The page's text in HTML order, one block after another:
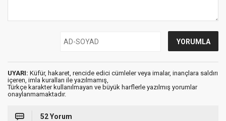
UYARI: Küfür, hakaret, rencide edici cümleler veya imalar, inançlara saldırı
içeren, imla kuralları ile yazılmamış,
Türkçe karakter kullanılmayan ve büyük harflerle yazılmış yorumlar
onaylanmamaktadır.
52 Yorum